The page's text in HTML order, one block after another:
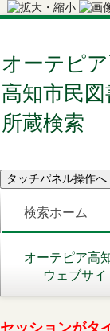
オーテピア
高知市民
所蔵検索
検索ホーム
オーテピア高
ウェブサイ
セッションがタ